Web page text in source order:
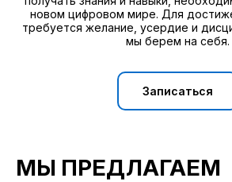
новом цифровом мире. Для
требуется желание, усердие и
мы берем на себя.
Записаться
МЫ ПРЕДЛАГАЕМ